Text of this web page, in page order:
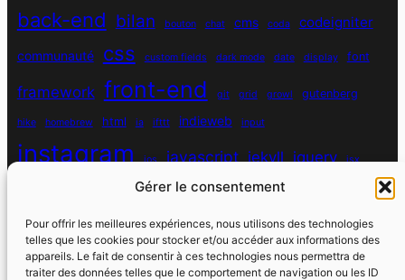
Gérer le consentement
Pour offrir les meilleures expériences, nous utilisons des technologies
telles que les cookies pour stocker et/ou accéder aux informations des
appareils. Le fait de consentir à ces technologies nous permettra de
traiter des données telles que le comportement de navigation ou les ID
back-end bilan bouton chat cms coda codeigniter
communauté css custom fields dark mode date display font
framework front-end git grid growl gutenberg
hike homebrew html ia ifttt indieweb input
instagram ios javascript jekyll jquery jsx
masonry media queries mysql navigation
personnel php pixel plugin print